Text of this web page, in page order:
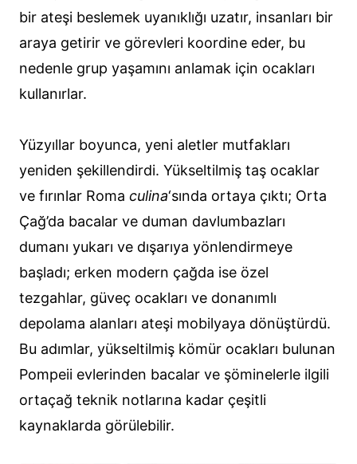
bir ateşi beslemek uyanıklığı uzatır, insanları bir
araya getirir ve görevleri koordine eder, bu
nedenle grup yaşamını anlamak için ocakları
kullanırlar.
Yüzyıllar boyunca, yeni aletler mutfakları
yeniden şekillendirdi. Yükseltilmiş taş ocaklar
ve fırınlar Roma culina‘sında ortaya çıktı; Orta
Çağ’da bacalar ve duman davlumbazları
dumanı yukarı ve dışarıya yönlendirmeye
başladı; erken modern çağda ise özel
tezgahlar, güveç ocakları ve donanımlı
depolama alanları ateşi mobilyaya dönüştürdü.
Bu adımlar, yükseltilmiş kömür ocakları bulunan
Pompeii evlerinden bacalar ve şöminelerle ilgili
ortaçağ teknik notlarına kadar çeşitli
kaynaklarda görülebilir.